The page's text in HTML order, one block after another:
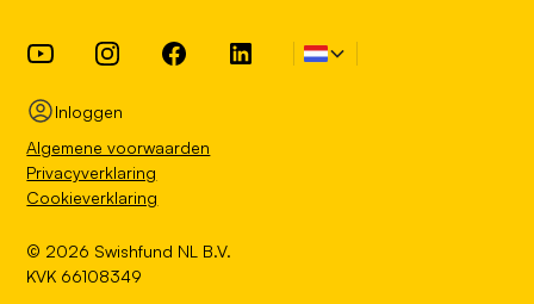
© 2026 Swishfund NL B.V.
KVK 66108349
Algemene voorwaarden
Privacyverklaring
Cookieverklaring
Inloggen